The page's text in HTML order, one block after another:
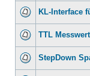
KL-Interface
TTL Messwert
StepDown